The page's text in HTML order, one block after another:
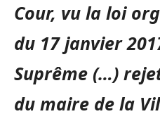
Cour, vu la loi
du 17 janvier
Suprême (…)
du maire de la